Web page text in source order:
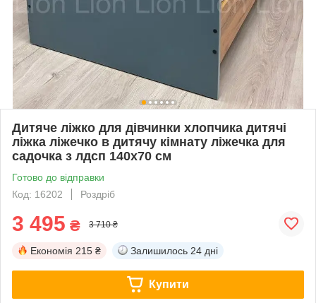
Дитяче ліжко для дівчинки хлопчика дитячі
ліжка ліжечко в дитячу кімнату ліжечка для
садочка з лдсп 140х70 см
Готово до відправки
Код: 16202
Роздріб
3 495 ₴ 3 710 ₴
Економія 215 ₴ Залишилось 24 дні
Купити